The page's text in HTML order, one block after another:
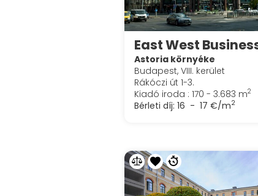
Astoria környéke
Budapest, VIII. kerület
Rákóczi út 1-3.
Kiadó iroda : 170 - 3.683 m2
Bérleti díj: 16 - 17 €/m2